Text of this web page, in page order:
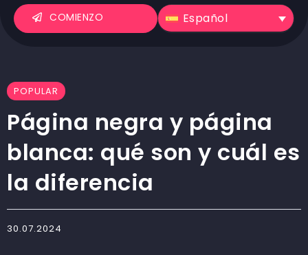
COMIENZO Español
POPULAR
Página negra y página
blanca: qué son y cuál es
la diferencia
30.07.2024